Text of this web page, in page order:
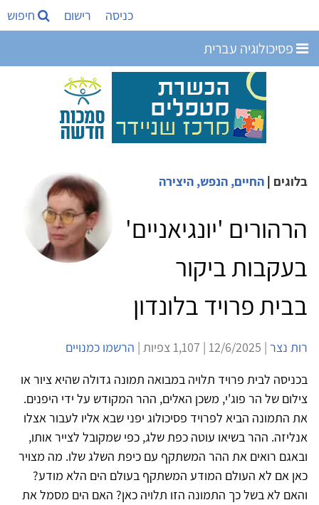
כניסה רישום חיפוש
פסיכולוגיה עברית
בלוגים | החיים, הנפש, היצירה
הרהורים 'יונגיאניים'
בעקבות ביקור
בבית פרויד בלונדון
רות נצר | 12/6/2025 | 1,107 צפיות |
הרשמו כמנויים
בכניסה לבית פרויד תלויה במבואה תמונה גדולה שהיא ציור או
צילום של הר פוג'י, משכן האלים, ההר המקודש על ידי היפנים.
את התמונה הביא לפרויד פסיכולוג יפני שבא אליו לעבור אצלו
אנליזה. ההר בשיאו עוטה כפת שלג, כפי שמקובל לצייר אותו,
ובאגם רואים את ההר המשתקף עם כיפת השלג שלו. מה מצויר
כאן אם לא העולם המודע המשתקף בעולם הים הלא מודע?
והאם לא בשל כך התמונה הזו תלויה כאן? האם הים מסמל את